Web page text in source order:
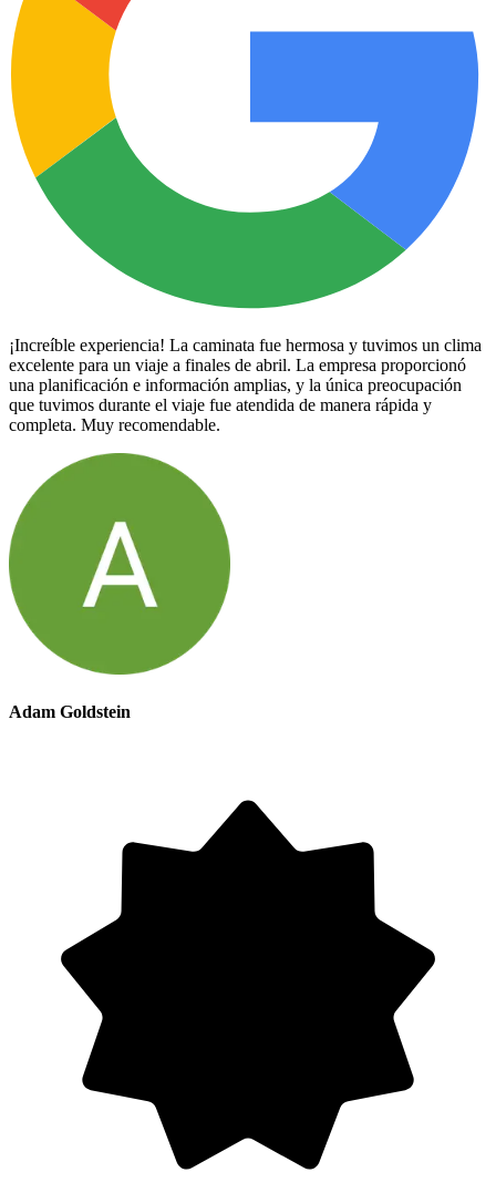
¡Increíble experiencia! La caminata fue hermosa y tuvimos un clima
excelente para un viaje a finales de abril. La empresa proporcionó
una planificación e información amplias, y la única preocupación
que tuvimos durante el viaje fue atendida de manera rápida y
completa. Muy recomendable.
Adam Goldstein